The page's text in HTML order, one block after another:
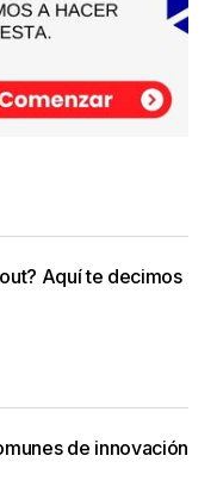
Aquí te decimos
de innovación